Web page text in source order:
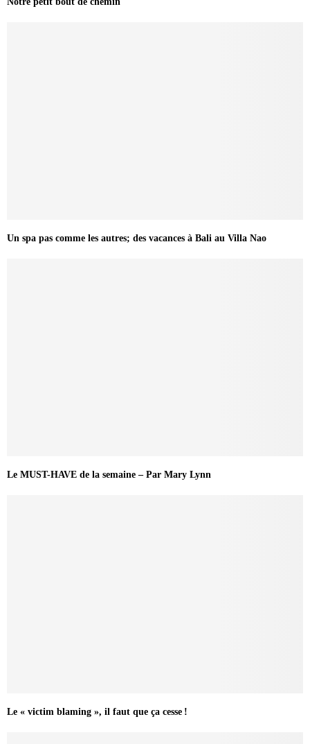
Un spa pas comme les autres; des vacances à Bali au Villa Nao
Le MUST-HAVE de la semaine – Par Mary Lynn
Le « victim blaming », il faut que ça cesse !